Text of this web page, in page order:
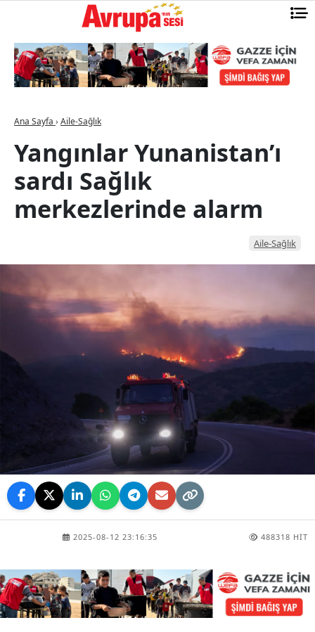
Ana Sayfa › Aile-Sağlık
Yangınlar Yunanistan’ı
sardı Sağlık
merkezlerinde alarm
Aile-Sağlık
2025-08-12 23:16:35 488318 HIT